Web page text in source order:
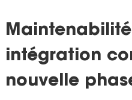
intégration
nouvelle